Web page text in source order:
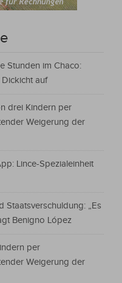
Stunden im Chaco:
auf
drei Kindern per
Weigerung der
Lince-Spezialeinheit
Staatsverschuldung: „Es
Benigno López
per
Weigerung der